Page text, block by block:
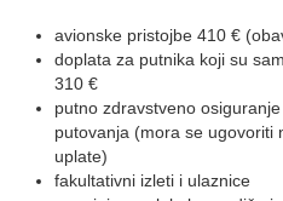
avionske pristojbe 410 €
doplata za putnika koji su
310 €
putno zdravstveno
putovanja (mora se ugovoriti
uplate)
fakultativni izleti i ulaznice